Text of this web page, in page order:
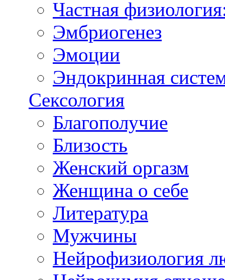
Частная
Эмбриогенез
Эмоции
Эндокринная
Сексология
Благополучие
Близость
Женский оргазм
Женщина о себе
Литература
Мужчины
Нейрофизиология